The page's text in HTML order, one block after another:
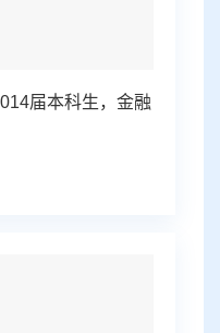
届本科生，金融